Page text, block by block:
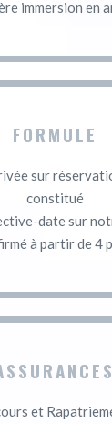
immersion en
FORMULE
sur
constitué
date sur
à partir de 4
et